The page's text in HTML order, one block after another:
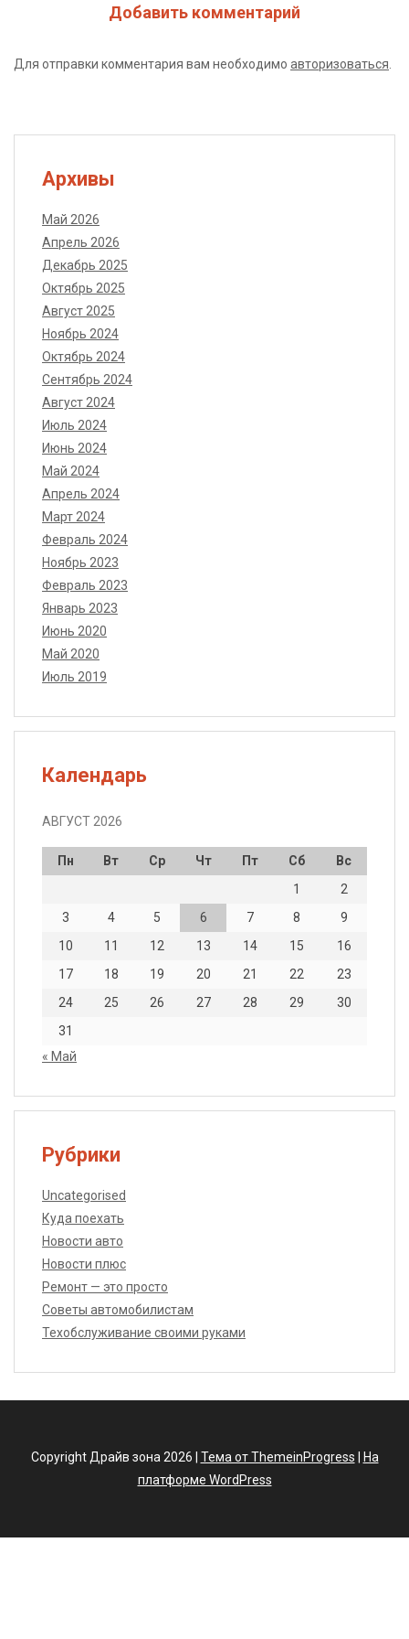
Добавить комментарий
Для отправки комментария вам необходимо авторизоваться
Архивы
Май 2026
Апрель 2026
Декабрь 2025
Октябрь 2025
Август 2025
Ноябрь 2024
Октябрь 2024
Сентябрь 2024
Август 2024
Июль 2024
Июнь 2024
Май 2024
Апрель 2024
Март 2024
Февраль 2024
Ноябрь 2023
Февраль 2023
Январь 2023
Июнь 2020
Май 2020
Июль 2019
Календарь
АВГУСТ 2026
Пн Вт Ср Чт Пт Сб
Вс
1
2
3
4 5 6 7 8
9
10
11 12 13 14 15
16
17
18 19 20 21 22
23
24
25 26 27 28 29
30
31
« Май
Рубрики
Uncategorised
Куда поехать
Новости авто
Новости плюс
Ремонт — это просто
Советы автомобилистам
Техобслуживание своими руками
Copyright Драйв зона 2026 | Тема от ThemeinProgress
На
платформе WordPress